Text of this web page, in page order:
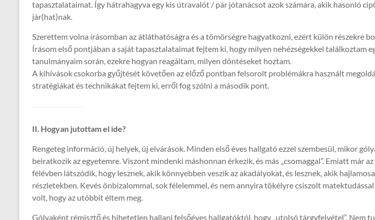
tapasztalataimat. Így hátrahagyva egy kis útravalót / pár jótanácsot azok számára, akik hasonló
jár(hat)nak.
Szerettem volna írásomban az átláthatóságra és a tömörségre hagyatkozni, ezért külön részekre
Írásom első pontjában a saját tapasztalataimat fejtem ki, hogy milyen nehézségekkel találkoztam
tanulmányaim során, ezekre hogyan reagáltam, milyen döntéseket hoztam.
A kihívások csokorba gyűjtését követően az előző pontban felsorolt problémákra használt
stratégiákat és technikákat fejtem ki, erről fog szólni a második pont.
II. Hogyan jutottam el ide?
Rengeteg információ, új helyek, új elvárások. Minden első éves hallgató ezzel szembesül, mikor
beiratkozik az egyetemre. Viszont mindenki máshonnan érkezik, és más „csomaggal”. Emiatt már
félévben látszódik, hogy lesznek, akik könnyebben veszik az akadályokat, és lesznek, akik
részletekben. Kevés önbizalommal, sok félelemmel, és nem annyira tökélyre csiszolt
volt, hogy az utóbbit éltem meg.
Gólyaként rémisztő és hihetetlen hallani felsőéves hallgatóktól, hogy „utolsó tárgyfelvétel”. Nem